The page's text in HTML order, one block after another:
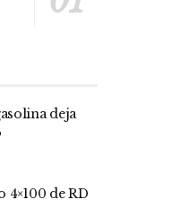
deja
de RD